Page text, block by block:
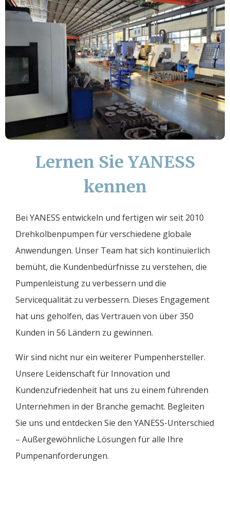
Lernen Sie YANESS
kennen
Bei YANESS entwickeln und fertigen wir seit 2010
Drehkolbenpumpen für verschiedene globale
Anwendungen. Unser Team hat sich kontinuierlich
bemüht, die Kundenbedürfnisse zu verstehen, die
Pumpenleistung zu verbessern und die
Servicequalität zu verbessern. Dieses Engagement
hat uns geholfen, das Vertrauen von über 350
Kunden in 56 Ländern zu gewinnen.
Wir sind nicht nur ein weiterer Pumpenhersteller.
Unsere Leidenschaft für Innovation und
Kundenzufriedenheit hat uns zu einem führenden
Unternehmen in der Branche gemacht. Begleiten
Sie uns und entdecken Sie den YANESS-Unterschied
– Außergewöhnliche Lösungen für alle Ihre
Pumpenanforderungen.